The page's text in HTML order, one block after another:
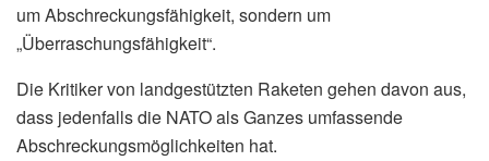
um Abschreckungsfähigkeit, sondern um
„Überraschungsfähigkeit“.
Die Kritiker von landgestützten Raketen gehen davon aus,
dass jedenfalls die NATO als Ganzes umfassende
Abschreckungsmöglichkeiten hat.